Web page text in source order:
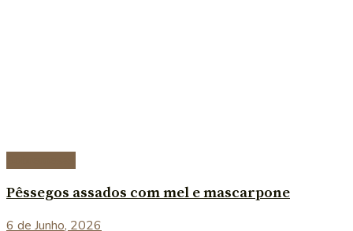
Pêssegos assados com mel e mascarpone
6 de Junho, 2026